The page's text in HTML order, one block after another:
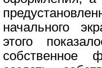
начального
этого
собственное